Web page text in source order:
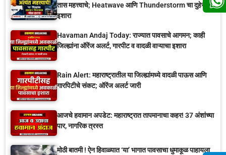
तास महत्त्वाचे; Heatwave आणि Thunderstorm चा दुहेरी
इशारा
Havaman Andaj Today: राज्यात पावसाचे आगमन; काही
जिल्ह्यांना ऑरेंज अलर्ट, गारपीट व वादळी वाऱ्याचा इशारा
Rain Alert: महाराष्ट्रातील या जिल्ह्यांमध्ये वादळी पाऊस आणि
गारपिटीचे संकट; ऑरेंज अलर्ट जारी
आजचे हवामान अपडेट: महाराष्ट्रात तापमानाचा कहर! 37 अंशांच्या
पार, नागरिक त्रस्त
मोठी बातमी ! ऐन हिवाळ्यात ‘या’ भागात पावसाचा धुमाकूळ पाहायला